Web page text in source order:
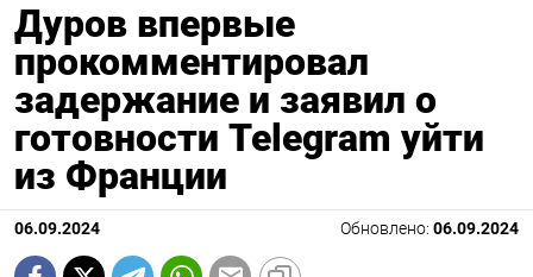
Дуров впервые
прокомментировал
задержание и заявил о
готовности Telegram уйти
из Франции
06.09.2024 Обновлено: 06.09.2024